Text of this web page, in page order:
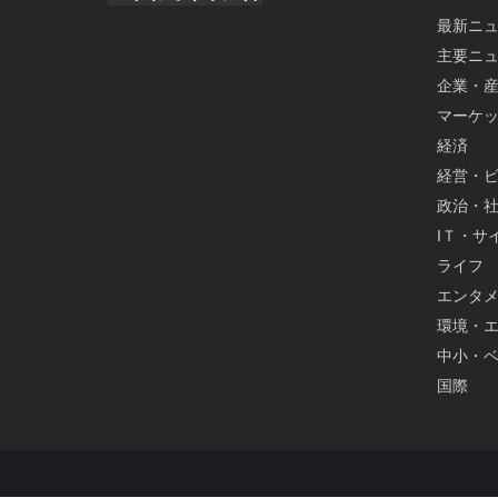
最新ニ
主要ニ
企業・
マーケ
経済
経営・
政治・
IＴ・サ
ライフ
エンタメ
環境・
中小・
国際